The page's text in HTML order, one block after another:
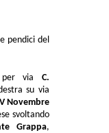
via C.
su via
IV Novembre
svoltando
Grappa,